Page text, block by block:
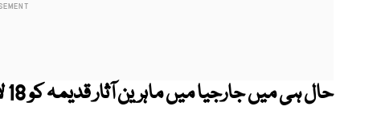
حال ہی میں جارجیا میں ماہرین آثار قدیمہ کو 18 لاکھ سال پرانا انسانی جبڑا ملا ہے۔